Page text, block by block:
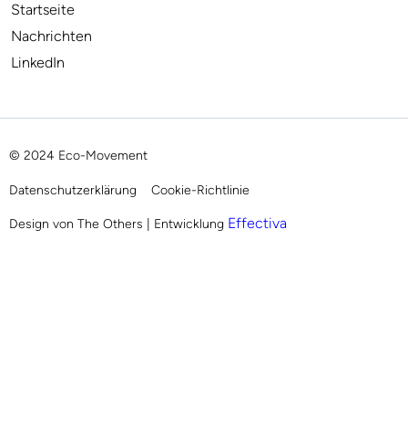
Startseite
Nachrichten
LinkedIn
© 2024 Eco-Movement
Datenschutzerklärung Cookie-Richtlinie
Design von The Others | Entwicklung Effectiva